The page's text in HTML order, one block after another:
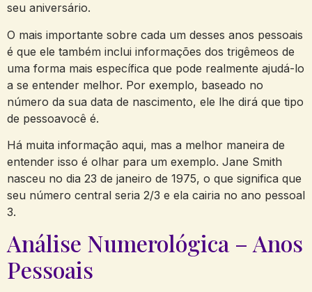
seu aniversário.
O mais importante sobre cada um desses anos pessoais
é que ele também inclui informações dos trigêmeos de
uma forma mais específica que pode realmente ajudá-lo
a se entender melhor. Por exemplo, baseado no
número da sua data de nascimento, ele lhe dirá que tipo
de pessoavocê é.
Há muita informação aqui, mas a melhor maneira de
entender isso é olhar para um exemplo. Jane Smith
nasceu no dia 23 de janeiro de 1975, o que significa que
seu número central seria 2/3 e ela cairia no ano pessoal
3.
Análise Numerológica – Anos
Pessoais